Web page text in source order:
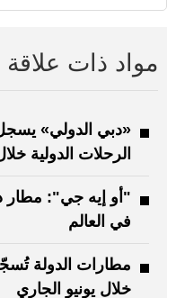
مواد ذات علاقة
الرحلات الدولية
"أو إيه جي": مطار
في العالم
خلال يونيو الجاري